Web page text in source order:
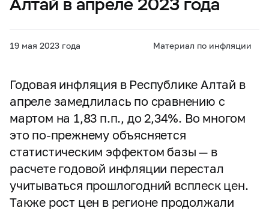
19 мая 2023 года Материал по инфляции
Годовая инфляция в Республике Алтай в
апреле замедлилась по сравнению с
мартом на 1,83 п.п., до 2,34%. Во многом
это по-прежнему объясняется
статистическим эффектом базы — в
расчете годовой инфляции перестал
учитываться прошлогодний всплеск цен.
Также рост цен в регионе продолжали